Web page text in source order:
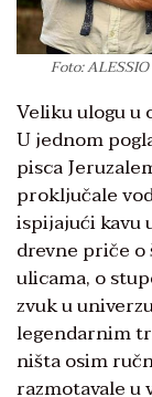
Foto:
Veliku ulogu u
U jednom
pisca
proključale
ispijajući kavu
drevne priče o
ulicama, o
zvuk u
legendarnim
ništa osim
razmotavale u